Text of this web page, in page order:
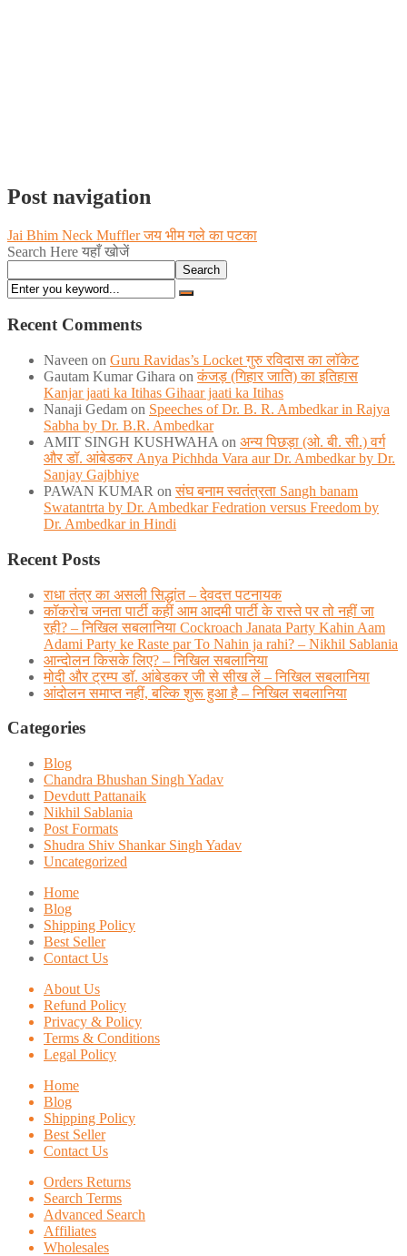
Post navigation
Jai Bhim Neck Muffler जय भीम गले का पटका
Search Here यहाँ खोजें
Search
Recent Comments
Naveen on Guru Ravidas’s Locket गुरु रविदास का लॉकेट
Gautam Kumar Gihara onकंजड़ (गिहार जाति) का इतिहास
Kanjar jaati ka Itihas Gihaar jaati ka Itihas
Nanaji Gedam on Speeches of Dr. B. R. Ambedkar in Rajya
Sabha by Dr. B.R. Ambedkar
AMIT SINGH KUSHWAHA on अन्य पिछड़ा (ओ. बी. सी.) वर्ग
और डॉ. आंबेडकर Anya Pichhda Vara aur Dr. Ambedkar by Dr.
Sanjay Gajbhiye
PAWAN KUMAR onसंघ बनाम स्वतंत्रता Sangh banam
Swatantrta by Dr. Ambedkar Fedration versus Freedom by
Dr. Ambedkar in Hindi
Recent Posts
राधा तंत्र का असली सिद्धांत – देवदत्त पटनायक
कॉकरोच जनता पार्टी कहीं आम आदमी पार्टी के रास्ते पर तो नहीं जा
रही? – निखिल सबलानिया Cockroach Janata Party Kahin Aam
Adami Party ke Raste par To Nahin ja rahi? – Nikhil Sablania
आन्दोलन किसके लिए? – निखिल सबलानिया
मोदी और ट्रम्प डाॅ. आंबेडकर जी से सीख लें – निखिल सबलानिया
आंदोलन समाप्त नहीं, बल्कि शुरू हुआ है – निखिल सबलानिया
Categories
Blog
Chandra Bhushan Singh Yadav
Devdutt Pattanaik
Nikhil Sablania
Post Formats
Shudra Shiv Shankar Singh Yadav
Uncategorized
Home
Blog
Shipping Policy
Best Seller
Contact Us
About Us
Refund Policy
Privacy & Policy
Terms & Conditions
Legal Policy
Home
Blog
Shipping Policy
Best Seller
Contact Us
Orders Returns
Search Terms
Advanced Search
Affiliates
Wholesales